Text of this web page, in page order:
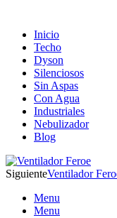
Inicio
Techo
Dyson
Silenciosos
Sin Aspas
Con Agua
Industriales
Nebulizador
Blog
SiguienteVentilador
Menu
Menu